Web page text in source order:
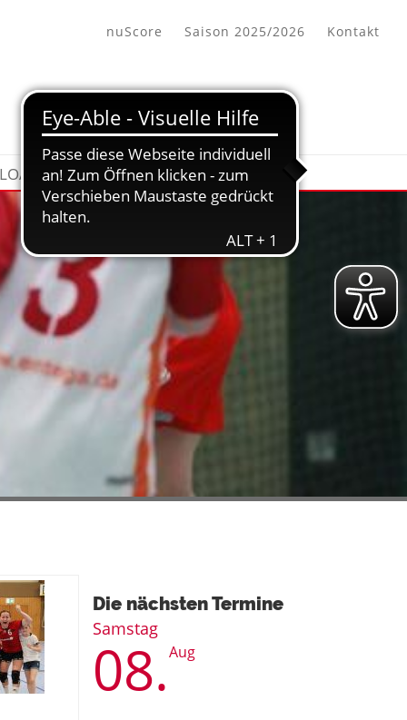
nuScore Saison 2025/2026 Kontakt
Die nächsten Termine
Samstag
08.Aug